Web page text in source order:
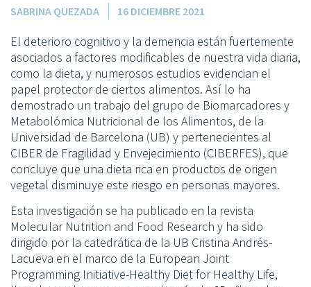
SABRINA QUEZADA 16 DICIEMBRE 2021
El deterioro cognitivo y la demencia están fuertemente
asociados a factores modificables de nuestra vida diaria,
como la dieta, y numerosos estudios evidencian el
papel protector de ciertos alimentos. Así lo ha
demostrado un trabajo del grupo de Biomarcadores y
Metabolómica Nutricional de los Alimentos, de la
Universidad de Barcelona (UB) y pertenecientes al
CIBER de Fragilidad y Envejecimiento (CIBERFES), que
concluye que una dieta rica en productos de origen
vegetal disminuye este riesgo en personas mayores.
Esta investigación se ha publicado en la revista
Molecular Nutrition and Food Research y ha sido
dirigido por la catedrática de la UB Cristina Andrés-
Lacueva en el marco de la European Joint
Programming Initiative-Healthy Diet for Healthy Life,